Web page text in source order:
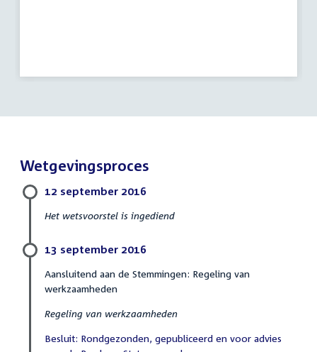
Wetgevingsproces
12 september 2016
Het wetsvoorstel is ingediend
13 september 2016
Aansluitend aan de Stemmingen: Regeling van
werkzaamheden
Regeling van werkzaamheden
Besluit: Rondgezonden, gepubliceerd en voor advies